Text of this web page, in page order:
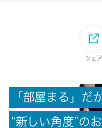
駐車場/料金
-/-
シェア
「 部屋 ま る 」 だ
“新 し い角 度”のお